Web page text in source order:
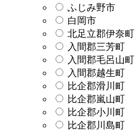
ふじみ野市
白岡市
北足立郡伊奈町
入間郡三芳町
入間郡毛呂山町
入間郡越生町
比企郡滑川町
比企郡嵐山町
比企郡小川町
比企郡川島町